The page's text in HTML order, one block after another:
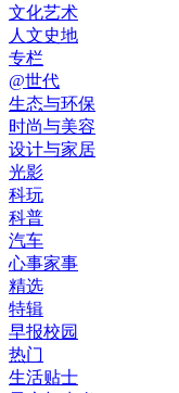
文化艺术
人文史地
专栏
@世代
生态与环保
时尚与美容
设计与家居
光影
科玩
科普
汽车
心事家事
精选
特辑
早报校园
热门
生活贴士